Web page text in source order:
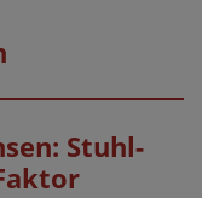
Stuhl-